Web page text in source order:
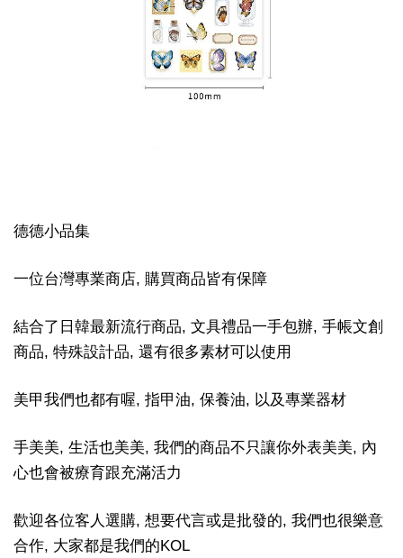
德德小品集
一位台灣專業商店, 購買商品皆有保障
結合了日韓最新流行商品, 文具禮品一手包辦, 手帳文創
商品, 特殊設計品, 還有很多素材可以使用
美甲我們也都有喔, 指甲油, 保養油, 以及專業器材
手美美, 生活也美美, 我們的商品不只讓你外表美美, 內
心也會被療育跟充滿活力
歡迎各位客人選購, 想要代言或是批發的, 我們也很樂意
合作, 大家都是我們的KOL